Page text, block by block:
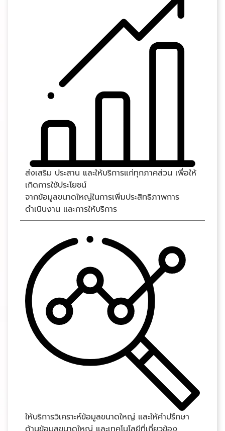
ส่งเสริม ประสาน และให้บริการแก่ทุกภาคส่วน เพื่อให้
เกิดการใช้ประโยชน์
จากข้อมูลขนาดใหญ่ในการเพิ่มประสิทธิภาพการ
ดำเนินงาน และการให้บริการ
ให้บริการวิเคราะห์ข้อมูลขนาดใหญ่ และให้คำปรึกษา